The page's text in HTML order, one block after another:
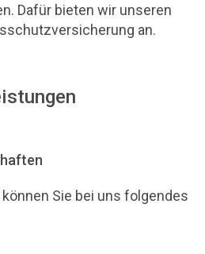
Dafür bieten wir unseren
an.
Sie bei uns folgendes